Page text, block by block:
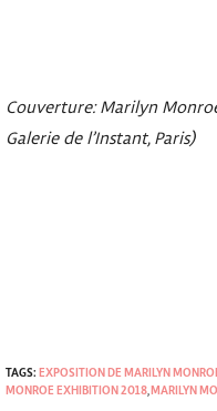
Couverture: Marilyn
Galerie de l’Instant, Paris)
TAGS: EXPOSITION DE MARILYN
MONROE EXHIBITION 2018 MARILYN